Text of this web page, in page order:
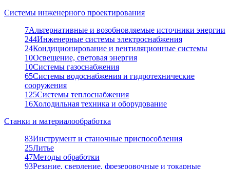
Системы инженерного проектирования
7Альтернативные и возобновляемые источники энергии
244Инженерные системы электроснабжения
24Кондиционирование и вентиляционные системы
10Освещение, световая энергия
10Системы газоснабжения
65Системы водоснабжения и гидротехнические
сооружения
125Системы теплоснабжения
16Холодильная техника и оборудование
Станки и материалообработка
83Инструмент и станочные приспособления
25Литье
47Методы обработки
93Резание, сверление, фрезеровочные и токарные